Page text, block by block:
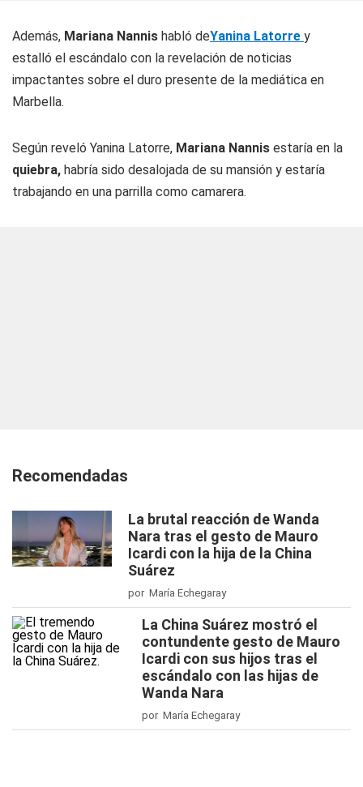
Además, Mariana Nannis habló deYanina Latorre y
estalló el escándalo con la revelación de noticias
impactantes sobre el duro presente de la mediática en
Marbella.
Según reveló Yanina Latorre, Mariana Nannis estaría en la
quiebra, habría sido desalojada de su mansión y estaría
trabajando en una parrilla como camarera.
Recomendadas
La brutal reacción de Wanda
Nara tras el gesto de Mauro
Icardi con la hija de la China
Suárez
por María Echegaray
La China Suárez mostró el
contundente gesto de Mauro
Icardi con sus hijos tras el
escándalo con las hijas de
Wanda Nara
por María Echegaray